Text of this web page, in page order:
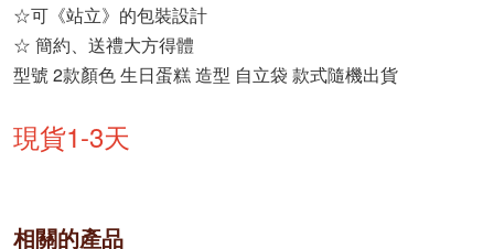
☆可《站立》的包裝設計
☆ 簡約、送禮大方得體
型號 2款顏色 生日蛋糕 造型 自立袋 款式隨機出貨
現貨1-3天
相關的產品